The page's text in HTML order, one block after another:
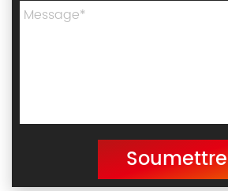
Soumettre